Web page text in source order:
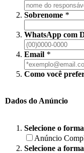
Sobrenome *
WhatsApp com
Email *
Como você
Dados do Anúncio
Selecione o
Anúncio
Selecione a